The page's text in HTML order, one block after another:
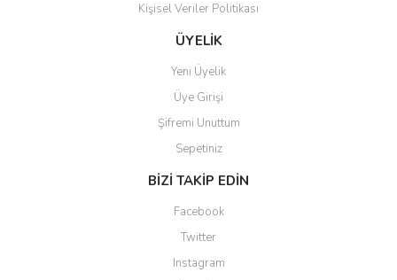
Kişisel Veriler Politikası
ÜYELİK
Yeni Üyelik
Üye Girişi
Şifremi Unuttum
Sepetiniz
BİZİ TAKİP EDİN
Facebook
Twitter
Instagram